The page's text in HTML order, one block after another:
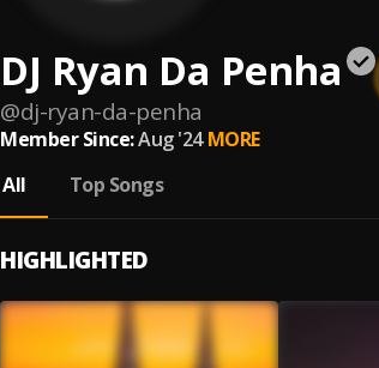
DJ Ryan Da Penha
@dj-ryan-da-penha
Member Since:Aug '24 MORE
All
Top Songs
HIGHLIGHTED